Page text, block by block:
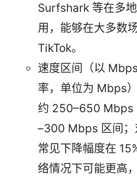
Surfshark 等在多
用，能够在大多数
TikTok。
速度区间（以
率，单位为 Mbps
约 250–650 Mbps
–300 Mbps 区间；
常见下降幅度在
络情况下可能更高